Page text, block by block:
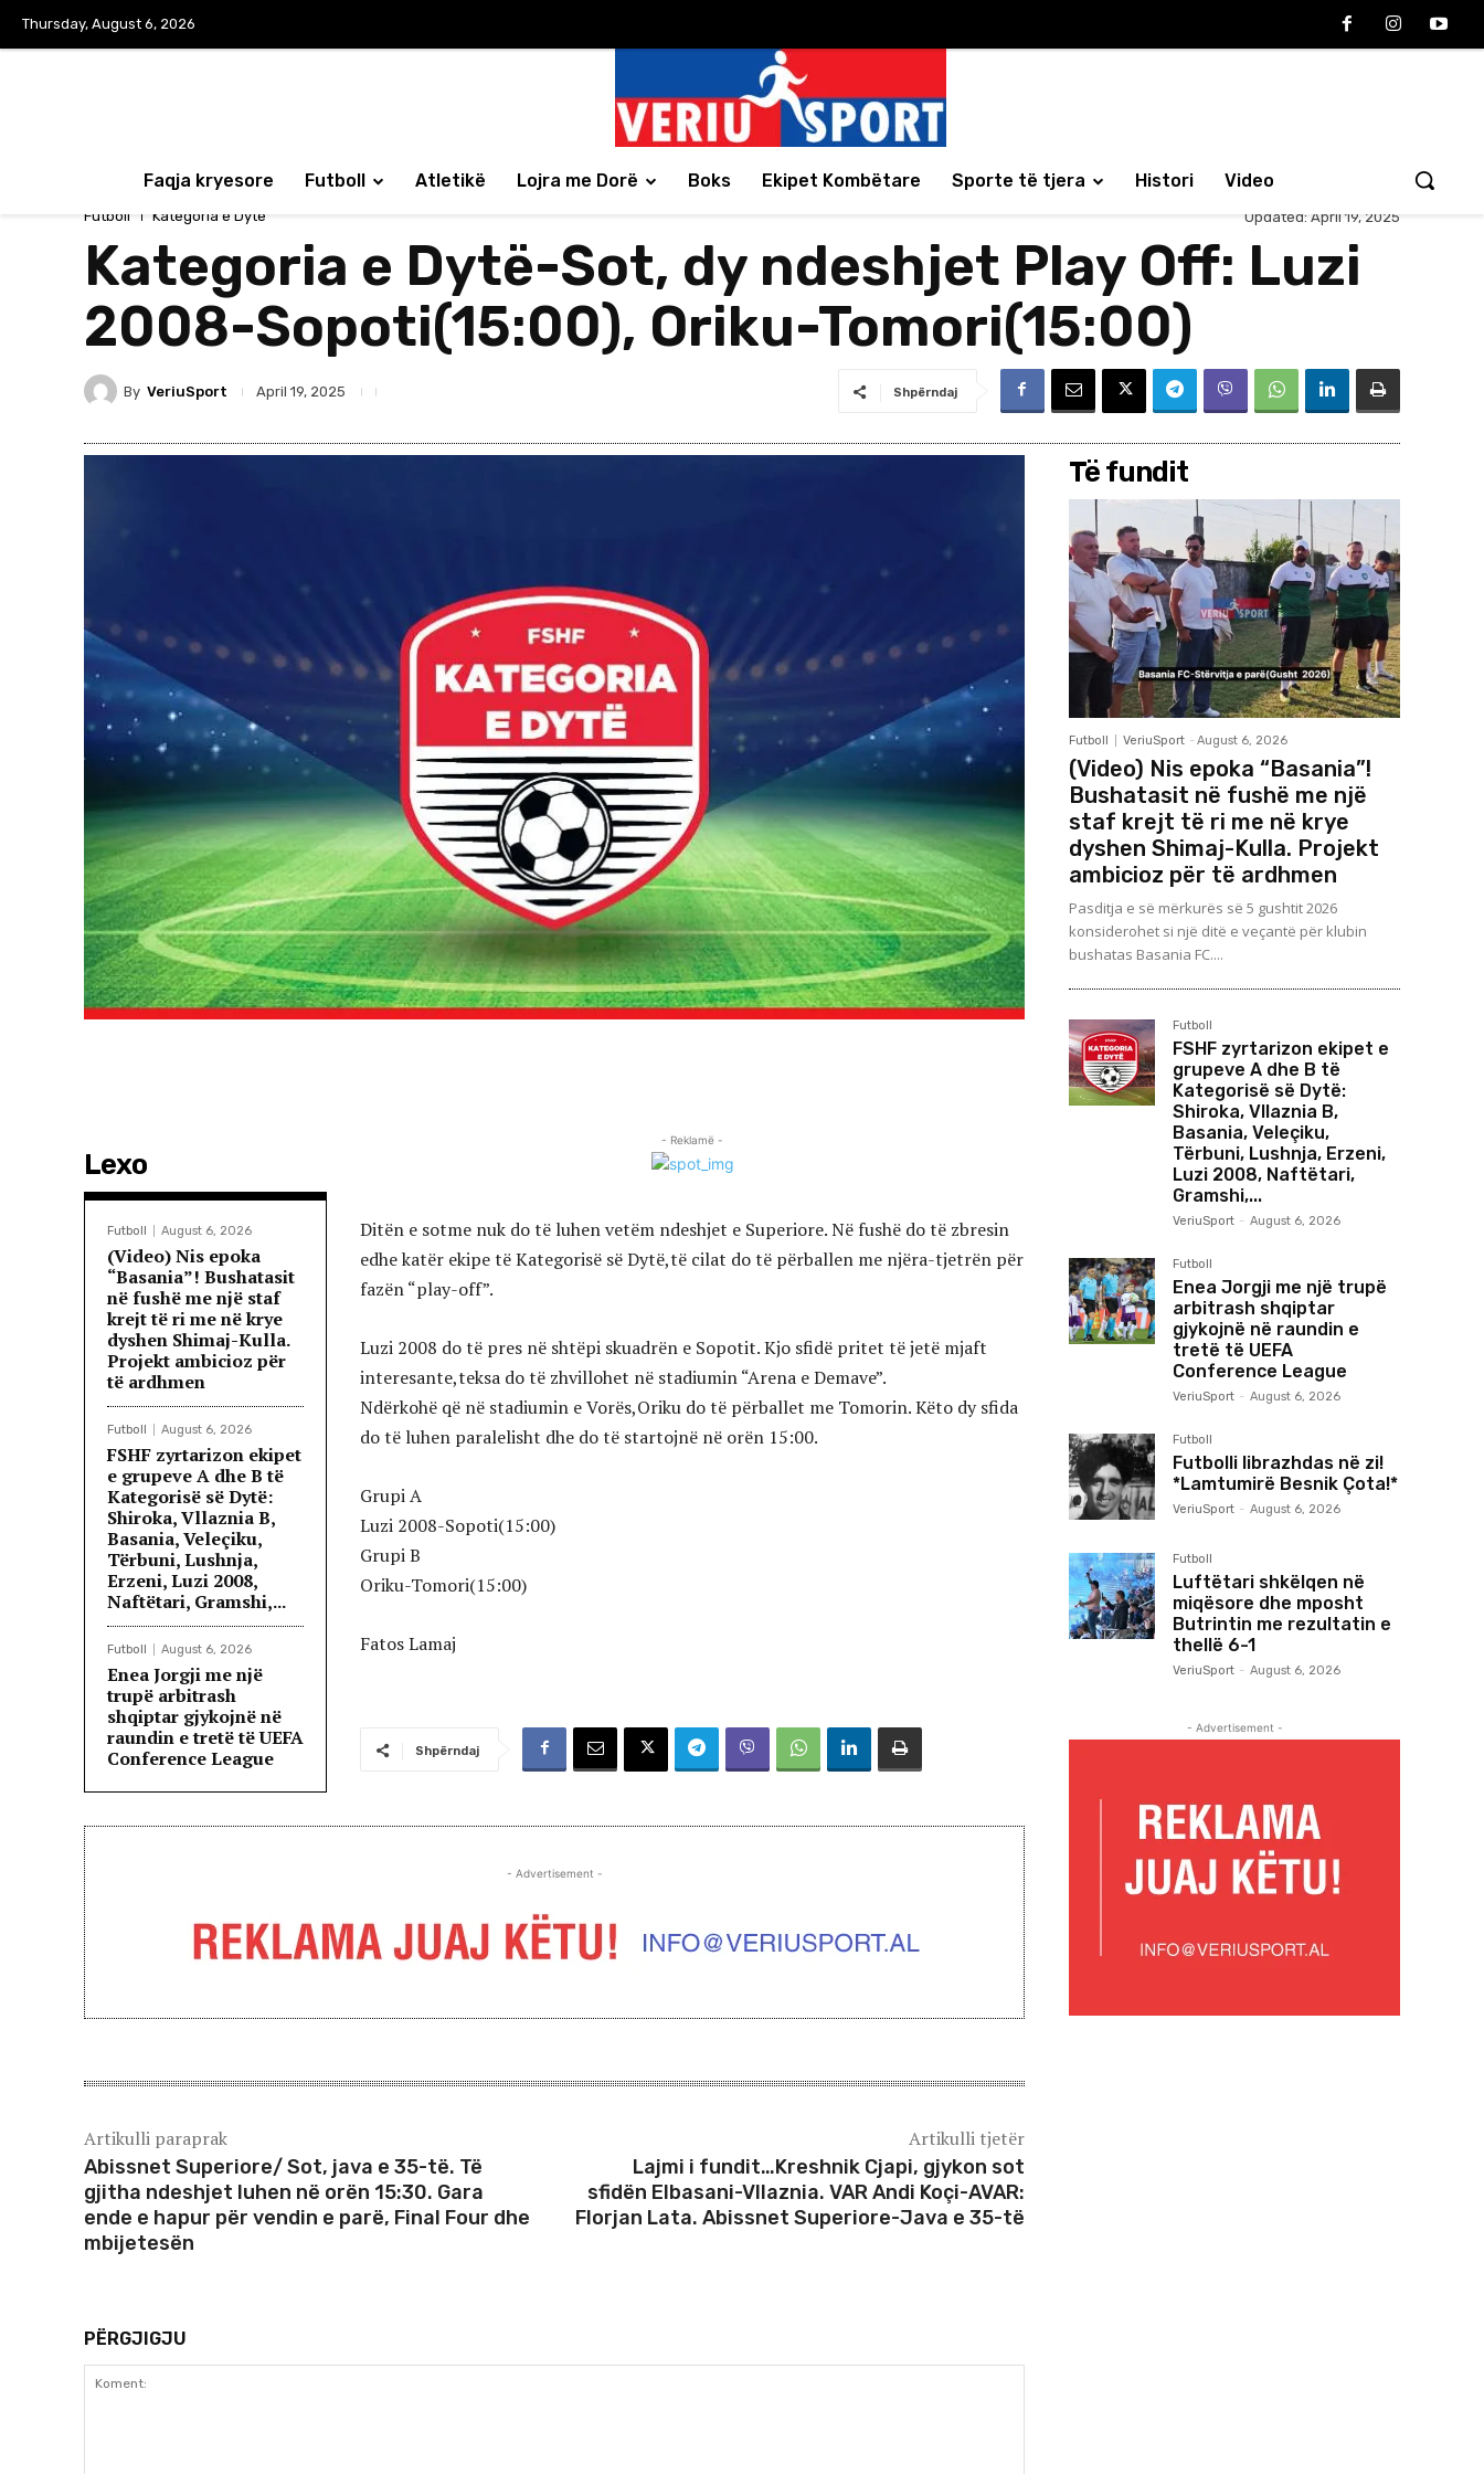
Thursday, August 6, 2026
Faqja kryesore Futboll Atletikë Lojra me Dorë Boks Ekipet Kombëtare Sporte të tjera Histori Video
Futboll Kategoria e Dytë Updated: April 19, 2025
Kategoria e Dytë-Sot, dy ndeshjet Play Off: Luzi
2008-Sopoti(15:00), Oriku-Tomori(15:00)
By VeriuSport April 19, 2025 Shpërndaj
Lexo
Futboll August 6, 2026
(Video) Nis epoka
“Basania”! Bushatasit
në fushë me një staf
krejt të ri me në krye
dyshen Shimaj-Kulla.
Projekt ambicioz për
të ardhmen
Futboll August 6, 2026
FSHF zyrtarizon ekipet
e grupeve A dhe B të
Kategorisë së Dytë:
Shiroka, Vllaznia B,
Basania, Veleçiku,
Tërbuni, Lushnja,
Erzeni, Luzi 2008,
Naftëtari, Gramshi,...
Futboll August 6, 2026
Enea Jorgji me një
trupë arbitrash
shqiptar gjykojnë në
raundin e tretë të UEFA
Conference League
- Reklamë -
Ditën e sotme nuk do të luhen vetëm ndeshjet e Superiore. Në fushë do të zbresin
edhe katër ekipe të Kategorisë së Dytë,të cilat do të përballen me njëra-tjetrën për
fazën “play-off”.
Luzi 2008 do të pres në shtëpi skuadrën e Sopotit. Kjo sfidë pritet të jetë mjaft
interesante,teksa do të zhvillohet në stadiumin “Arena e Demave”.
Ndërkohë që në stadiumin e Vorës,Oriku do të përballet me Tomorin. Këto dy sfida
do të luhen paralelisht dhe do të startojnë në orën 15:00.
Grupi A
Luzi 2008-Sopoti(15:00)
Grupi B
Oriku-Tomori(15:00)
Fatos Lamaj
Shpërndaj
- Advertisement -
Artikulli paraprak
Abissnet Superiore/ Sot, java e 35-të. Të
gjitha ndeshjet luhen në orën 15:30. Gara
ende e hapur për vendin e parë, Final Four dhe
mbijetesën
Artikulli tjetër
Lajmi i fundit…Kreshnik Cjapi, gjykon sot
sfidën Elbasani-Vllaznia. VAR Andi Koçi-AVAR:
Florjan Lata. Abissnet Superiore-Java e 35-të
PËRGJIGJU
Të fundit
Futboll VeriuSport - August 6, 2026
(Video) Nis epoka “Basania”!
Bushatasit në fushë me një
staf krejt të ri me në krye
dyshen Shimaj-Kulla. Projekt
ambicioz për të ardhmen
Pasditja e së mërkurës së 5 gushtit 2026
konsiderohet si një ditë e veçantë për klubin
bushatas Basania FC....
Futboll
FSHF zyrtarizon ekipet e
grupeve A dhe B të
Kategorisë së Dytë:
Shiroka, Vllaznia B,
Basania, Veleçiku,
Tërbuni, Lushnja, Erzeni,
Luzi 2008, Naftëtari,
Gramshi,...
VeriuSport - August 6, 2026
Futboll
Enea Jorgji me një trupë
arbitrash shqiptar
gjykojnë në raundin e
tretë të UEFA
Conference League
VeriuSport - August 6, 2026
Futboll
Futbolli librazhdas në zi!
*Lamtumirë Besnik Çota!*
VeriuSport - August 6, 2026
Futboll
Luftëtari shkëlqen në
miqësore dhe mposht
Butrintin me rezultatin e
thellë 6-1
VeriuSport - August 6, 2026
- Advertisement -